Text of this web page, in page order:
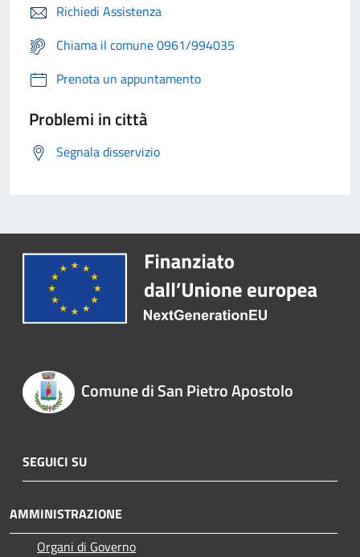
Richiedi Assistenza
Chiama il comune 0961/994035
Prenota un appuntamento
Problemi in città
Segnala disservizio
Comune di San Pietro Apostolo
SEGUICI SU
AMMINISTRAZIONE
Organi di Governo